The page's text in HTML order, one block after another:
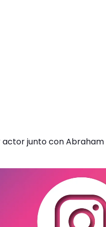
junto con Abraham